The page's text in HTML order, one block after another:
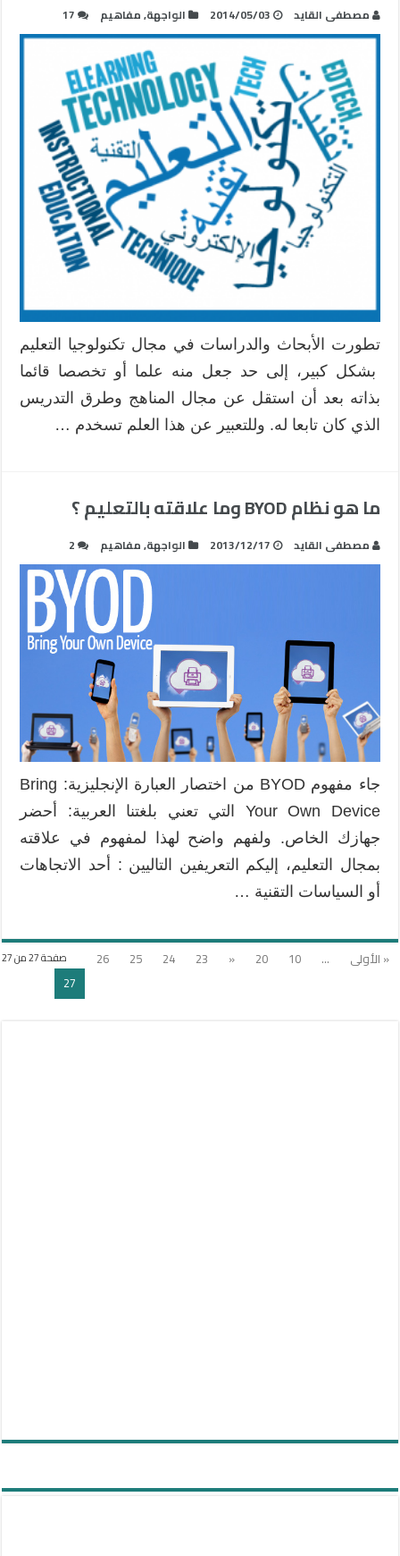
مصطفى القايد 2014/05/03 الواجهة,مفاهيم 17
تطورت الأبحاث والدراسات في مجال تكنولوجيا التعليم
بشكل كبير، إلى حد جعل منه علما أو تخصصا قائما
بذاته بعد أن استقل عن مجال المناهج وطرق التدريس
الذي كان تابعا له. وللتعبير عن هذا العلم تسخدم …
ما هو نظام BYOD وما علاقته بالتعليم ؟
مصطفى القايد 2013/12/17 الواجهة,مفاهيم 2
جاء مفهوم BYOD من اختصار العبارة الإنجليزية: Bring
Your Own Device التي تعني بلغتنا العربية: أحضر
جهازك الخاص. ولفهم واضح لهذا لمفهوم في علاقته
بمجال التعليم، إليكم التعريفين التاليين : أحد الاتجاهات
أو السياسات التقنية …
صفحة 27 من 27 « الأولى ...
10
20
«
23
24
25
26
27